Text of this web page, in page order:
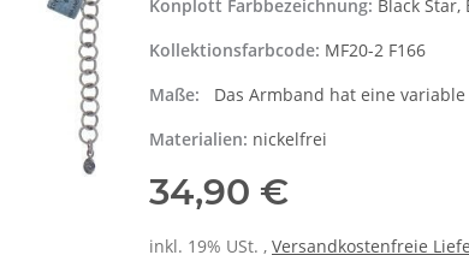
Konplott Farbbezeichnung: Black
Kollektionsfarbcode: MF20-2 F166
Maße:
Das Armband hat eine
Materialien: nickelfrei
34,90 €
inkl. 19% USt. , Versandkostenfreie